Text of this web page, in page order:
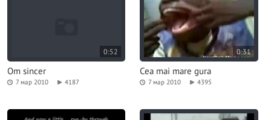
0:52
Om sincer
7 мар 2010 4187
0:31
Cea mai mare gura
7 мар 2010 4395